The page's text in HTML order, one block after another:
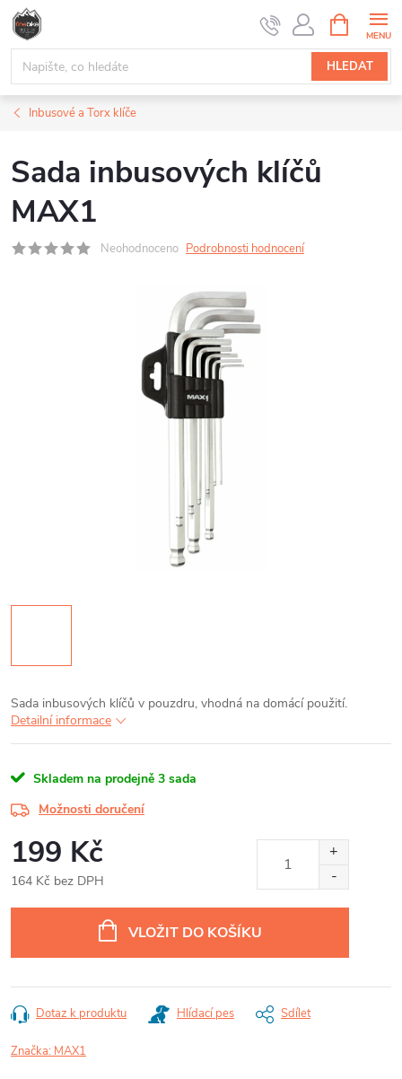
Přejít
obsah
HLEDAT
NÁKUPNÍ
KOŠÍK
Inbusové a Torx klíče
Sada inbusových klíčů
MAX1
Neohodnoceno Podrobnosti hodnocení
Sada inbusových klíčů v pouzdru, vhodná na domácí použití.
Detailní informace
Skladem na prodejně 3 sada
Možnosti doručení
199 Kč
164 Kč bez DPH
VLOŽIT DO KOŠÍKU
Dotaz k produktu Hlídací pes Sdílet
Značka: MAX1